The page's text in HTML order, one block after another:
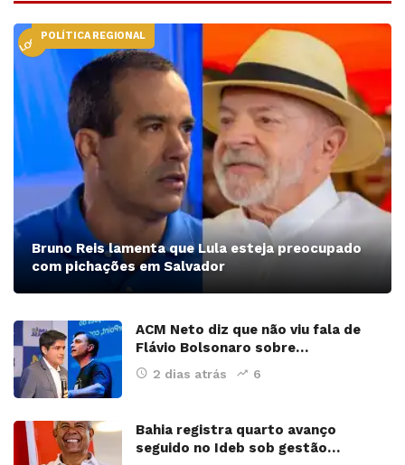
LOCALPOLÍTICA REGIONAL
Bruno Reis lamenta que Lula esteja preocupado
com pichações em Salvador
ACM Neto diz que não viu fala de
Flávio Bolsonaro sobre…
2 dias atrás 6
Bahia registra quarto avanço
seguido no Ideb sob gestão…